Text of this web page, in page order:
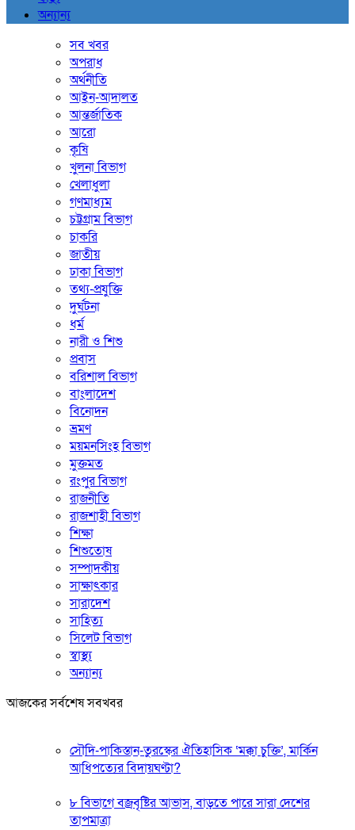
অন্যান্য
সব খবর
অপরাধ
অর্থনীতি
আইন-আদালত
আন্তর্জাতিক
আরো
কৃষি
খুলনা বিভাগ
খেলাধুলা
গণমাধ্যম
চট্টগ্রাম বিভাগ
চাকরি
জাতীয়
ঢাকা বিভাগ
তথ্য-প্রযুক্তি
দুর্ঘটনা
ধর্ম
নারী ও শিশু
প্রবাস
বরিশাল বিভাগ
বাংলাদেশ
বিনোদন
ভ্রমণ
ময়মনসিংহ বিভাগ
মুক্তমত
রংপুর বিভাগ
রাজনীতি
রাজশাহী বিভাগ
শিক্ষা
শিশুতোষ
সম্পাদকীয়
সাক্ষাৎকার
সারাদেশ
সাহিত্য
সিলেট বিভাগ
স্বাস্থ্য
অন্যান্য
আজকের সর্বশেষ সবখবর
সৌদি-পাকিস্তান-তুরস্কের ঐতিহাসিক ‘মক্কা চুক্তি’, মার্কিন
আধিপত্যের বিদায়ঘণ্টা?
৮ বিভাগে বজ্রবৃষ্টির আভাস, বাড়তে পারে সারা দেশের
তাপমাত্রা